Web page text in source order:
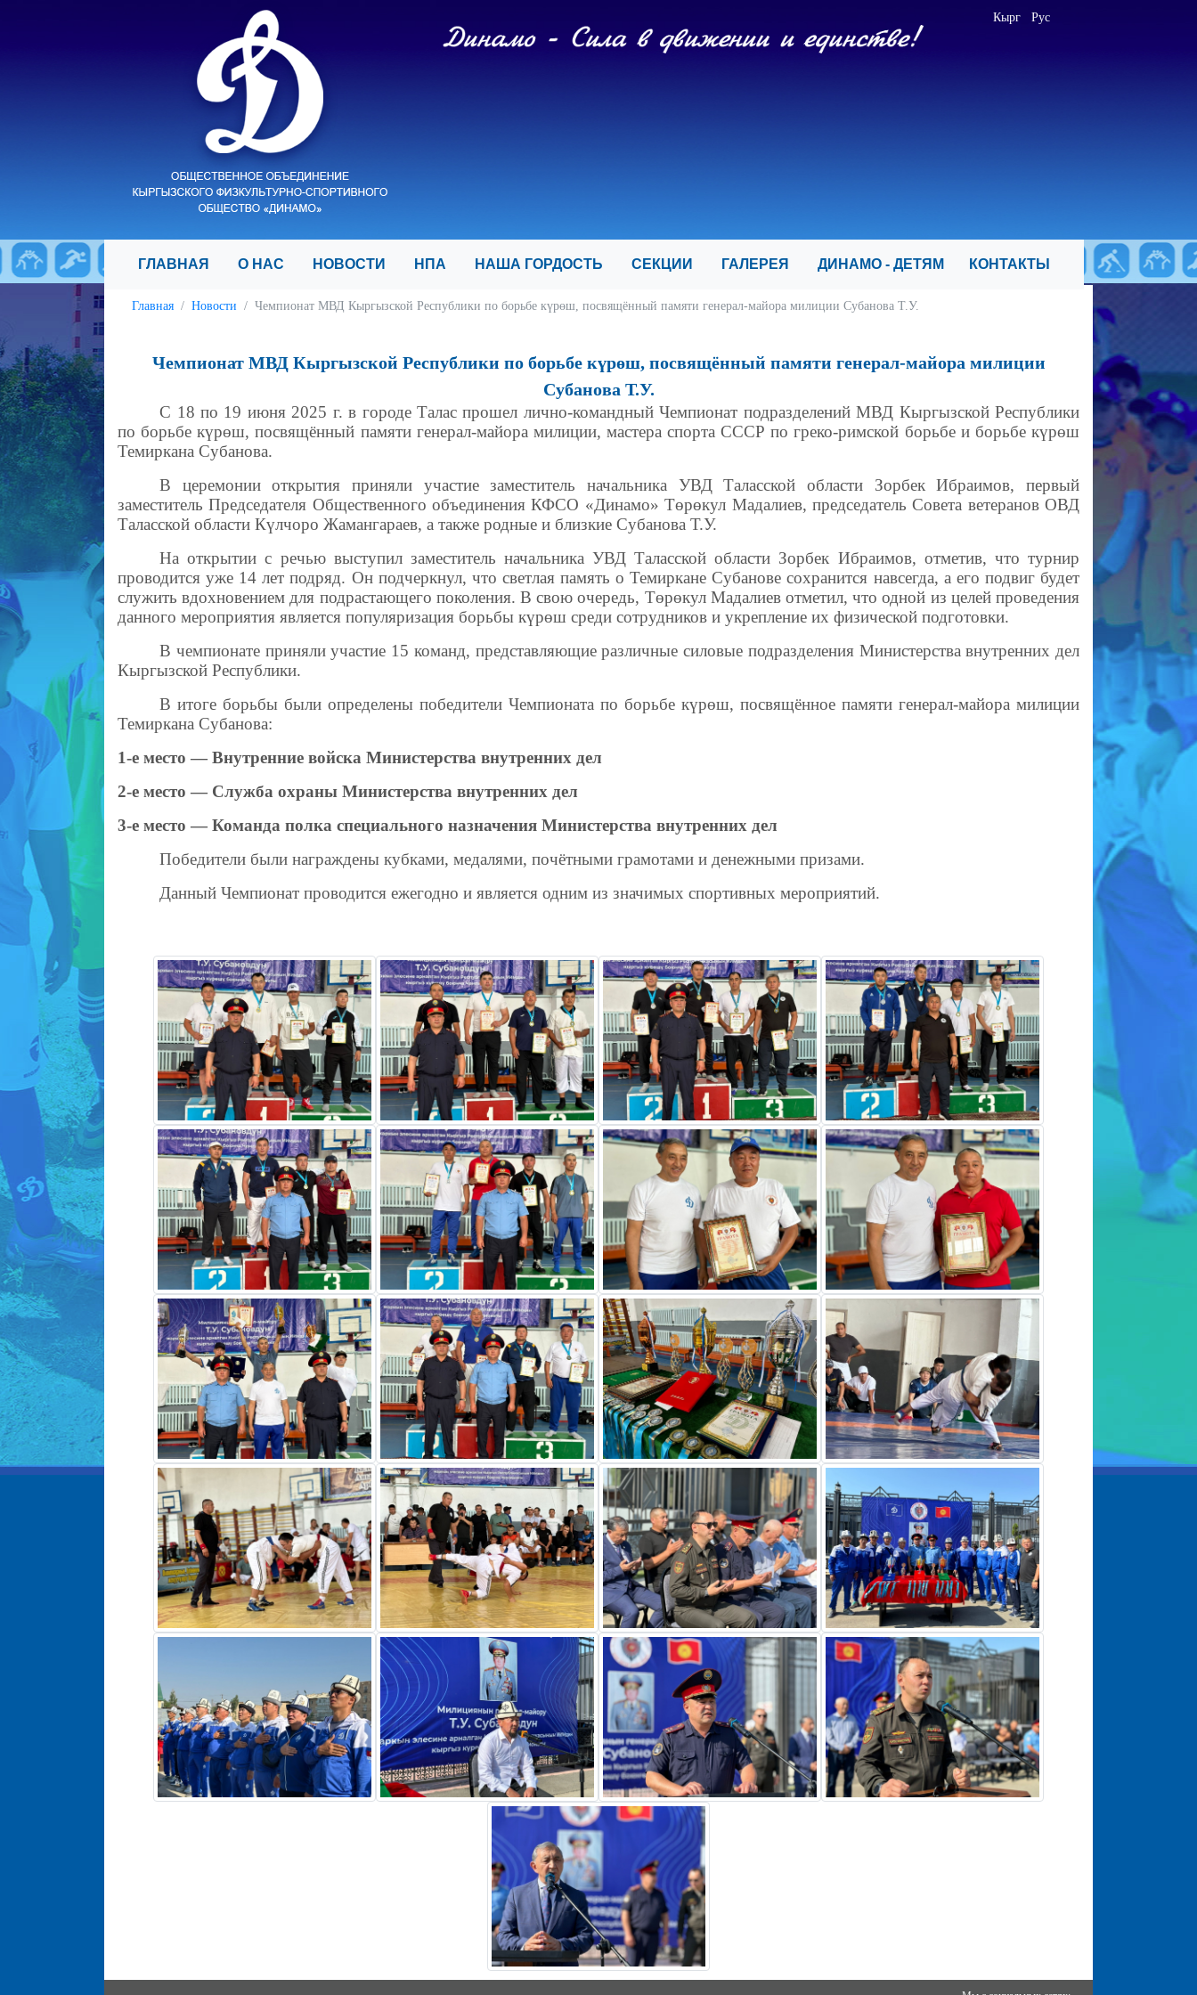
Кырг Рус
ГЛАВНАЯ О НАС НОВОСТИ НПА НАША ГОРДОСТЬ СЕКЦИИ ГАЛЕРЕЯ ДИНАМО - ДЕТЯМ КОНТАКТЫ
Главная Новости Чемпионат МВД Кыргызской Республики по борьбе күрөш, посвящённый памяти генерал-майора милиции Субанова Т.У.
Чемпионат МВД Кыргызской Республики по борьбе күрөш, посвящённый памяти генерал-майора милиции
Субанова Т.У.
С 18 по 19 июня 2025 г. в городе Талас прошел лично-командный Чемпионат подразделений МВД Кыргызской Республики
по борьбе күрөш, посвящённый памяти генерал-майора милиции, мастера спорта СССР по греко-римской борьбе и борьбе күрөш
Темиркана Субанова.
В церемонии открытия приняли участие заместитель начальника УВД Таласской области Зорбек Ибраимов, первый
заместитель Председателя Общественного объединения КФСО «Динамо» Төрөкул Мадалиев, председатель Совета ветеранов ОВД
Таласской области Күлчоро Жамангараев, а также родные и близкие Субанова Т.У.
На открытии с речью выступил заместитель начальника УВД Таласской области Зорбек Ибраимов, отметив, что турнир
проводится уже 14 лет подряд. Он подчеркнул, что светлая память о Темиркане Субанове сохранится навсегда, а его подвиг будет
служить вдохновением для подрастающего поколения. В свою очередь, Төрөкул Мадалиев отметил, что одной из целей проведения
данного мероприятия является популяризация борьбы күрөш среди сотрудников и укрепление их физической подготовки.
В чемпионате приняли участие 15 команд, представляющие различные силовые подразделения Министерства внутренних дел
Кыргызской Республики.
В итоге борьбы были определены победители Чемпионата по борьбе күрөш, посвящённое памяти генерал-майора милиции
Темиркана Субанова:
1-е место — Внутренние войска Министерства внутренних дел
2-е место — Служба охраны Министерства внутренних дел
3-е место — Команда полка специального назначения Министерства внутренних дел
Победители были награждены кубками, медалями, почётными грамотами и денежными призами.
Данный Чемпионат проводится ежегодно и является одним из значимых спортивных мероприятий.